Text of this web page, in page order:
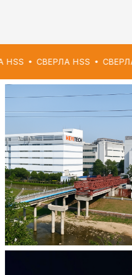
СВЕРЛА HSS СВЕРЛА HSS